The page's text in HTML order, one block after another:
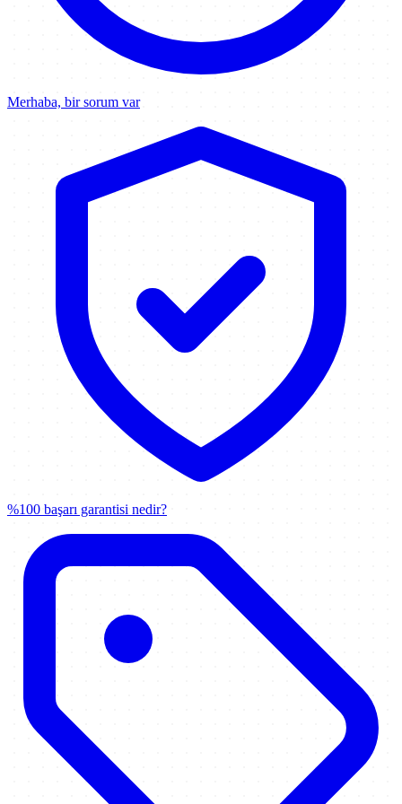
Merhaba, bir sorum var
%100 başarı garantisi nedir?